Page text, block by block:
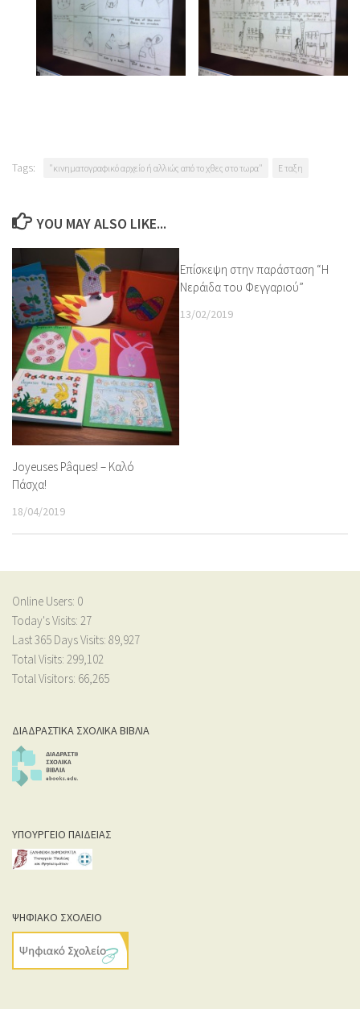
Tags: "κινηματογραφικό αρχείο ή αλλιώς από το χθες στο τωρα" Ε ταξη
YOU MAY ALSO LIKE...
Joyeuses Pâques! – Καλό
Πάσχα!
18/04/2019
Επίσκεψη στην παράσταση “Η
Νεράιδα του Φεγγαριού”
13/02/2019
Online Users: 0
Today's Visits: 27
Last 365 Days Visits: 89,927
Total Visits: 299,102
Total Visitors: 66,265
ΔΙΑΔΡΑΣΤΙΚΑ ΣΧΟΛΙΚΑ ΒΙΒΛΙΑ
ΥΠΟΥΡΓΕΙΟ ΠΑΙΔΕΙΑΣ
ΨΗΦΙΑΚΟ ΣΧΟΛΕΙΟ